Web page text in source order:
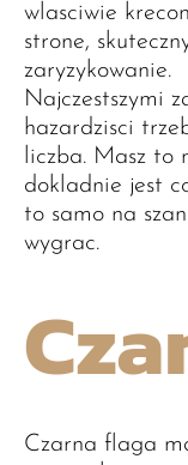
wlasciwie
strone,
zaryzykowanie.
Najczestszymi
hazardzisci
liczba. Masz to
dokladnie jest
to samo na
wygrac.
Czarna flaga